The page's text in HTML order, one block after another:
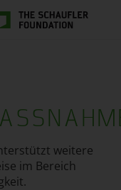
weitere
im Bereich